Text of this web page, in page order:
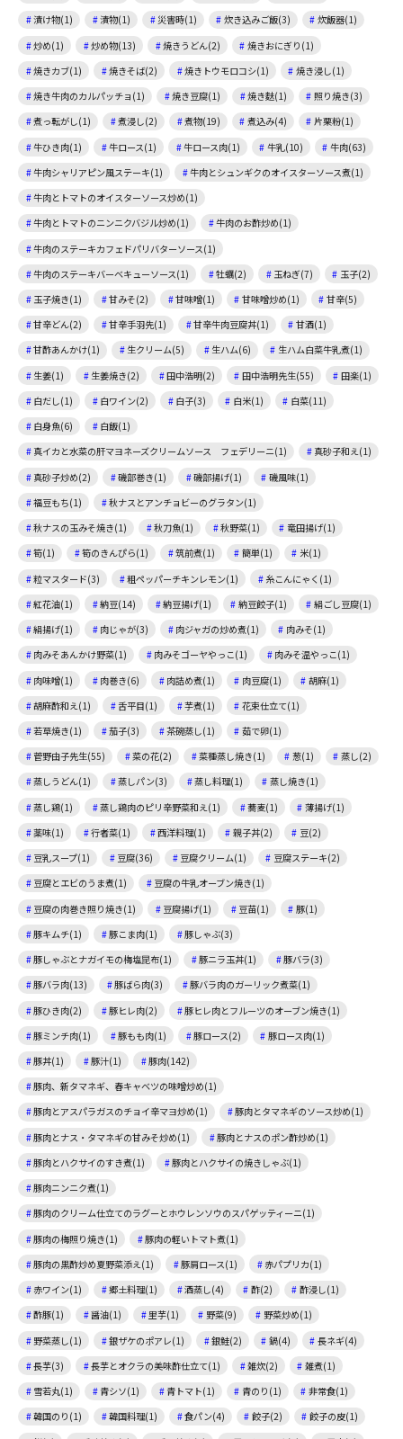
漬け物(1)
漬物(1) 災害時(1) 炊き込みご飯(3)
炊飯器(1)
炒め(1)
炒め物(13) 焼きうどん(2)
焼きおにぎり(1)
焼きカブ(1)
焼きそば(2) 焼きトウモロコシ(1)
焼き浸し(1)
焼き牛肉のカルパッチョ(1)
焼き豆腐(1) 焼き麩(1)
照り焼き(3)
煮っ転がし(1)
煮浸し(2) 煮物(19) 煮込み(4)
片栗粉(1)
牛ひき肉(1)
牛ロース(1) 牛ロース肉(1) 牛乳(10)
牛肉(63)
牛肉シャリアピン風ステーキ(1)
牛肉とシュンギクのオイスターソース煮(1)
牛肉とトマトのオイスターソース炒め(1)
牛肉とトマトのニンニクバジル炒め(1)
牛肉のお酢炒め(1)
牛肉のステーキカフェドパリバターソース(1)
牛肉のステーキバーベキューソース(1)
牡蠣(2) 玉ねぎ(7)
玉子(2)
玉子焼き(1)
甘みそ(2) 甘味噌(1) 甘味噌炒め(1)
甘辛(5)
甘辛どん(2)
甘辛手羽先(1) 甘辛牛肉豆腐丼(1)
甘酒(1)
甘酢あんかけ(1)
生クリーム(5) 生ハム(6)
生ハム白菜牛乳煮(1)
生姜(1)
生姜焼き(2) 田中浩明(2) 田中浩明先生(55)
田楽(1)
白だし(1)
白ワイン(2) 白子(3) 白米(1)
白菜(11)
白身魚(6)
白飯(1)
真イカと水菜の肝マヨネーズクリームソース フェデリーニ(1)
真砂子和え(1)
真砂子炒め(2)
磯部巻き(1) 磯部揚げ(1)
磯風味(1)
福豆もち(1)
秋ナスとアンチョビーのグラタン(1)
秋ナスの玉みそ焼き(1)
秋刀魚(1) 秋野菜(1)
竜田揚げ(1)
筍(1)
筍のきんぴら(1) 筑前煮(1) 簡単(1)
米(1)
粒マスタード(3)
粗ペッパーチキンレモン(1)
糸こんにゃく(1)
紅花油(1)
納豆(14) 納豆揚げ(1) 納豆餃子(1)
絹ごし豆腐(1)
絹揚げ(1)
肉じゃが(3) 肉ジャガの炒め煮(1)
肉みそ(1)
肉みそあんかけ野菜(1)
肉みそゴーヤやっこ(1)
肉みそ温やっこ(1)
肉味噌(1)
肉巻き(6) 肉詰め煮(1) 肉豆腐(1)
胡麻(1)
胡麻酢和え(1)
舌平目(1) 芋煮(1)
花束仕立て(1)
若草焼き(1)
茄子(3) 茶碗蒸し(1)
茹で卵(1)
菅野由子先生(55)
菜の花(2) 菜種蒸し焼き(1) 葱(1)
蒸し(2)
蒸しうどん(1)
蒸しパン(3) 蒸し料理(1)
蒸し焼き(1)
蒸し鶏(1)
蒸し鶏肉のピリ辛野菜和え(1) 蕎麦(1)
薄揚げ(1)
薬味(1)
行者菜(1) 西洋料理(1) 親子丼(2)
豆(2)
豆乳スープ(1)
豆腐(36) 豆腐クリーム(1)
豆腐ステーキ(2)
豆腐とエビのうま煮(1)
豆腐の牛乳オーブン焼き(1)
豆腐の肉巻き照り焼き(1)
豆腐揚げ(1) 豆苗(1)
豚(1)
豚キムチ(1)
豚こま肉(1)
豚しゃぶ(3)
豚しゃぶとナガイモの梅塩昆布(1)
豚ニラ玉丼(1)
豚バラ(3)
豚バラ肉(13)
豚ばら肉(3)
豚バラ肉のガーリック煮菜(1)
豚ひき肉(2)
豚ヒレ肉(2)
豚ヒレ肉とフルーツのオーブン焼き(1)
豚ミンチ肉(1)
豚もも肉(1) 豚ロース(2)
豚ロース肉(1)
豚丼(1)
豚汁(1)
豚肉(142)
豚肉、新タマネギ、春キャベツの味噌炒め(1)
豚肉とアスパラガスのチョイ辛マヨ炒め(1)
豚肉とタマネギのソース炒め(1)
豚肉とナス・タマネギの甘みそ炒め(1)
豚肉とナスのポン酢炒め(1)
豚肉とハクサイのすき煮(1)
豚肉とハクサイの焼きしゃぶ(1)
豚肉ニンニク煮(1)
豚肉のクリーム仕立てのラグーとホウレンソウのスパゲッティーニ(1)
豚肉の梅照り焼き(1)
豚肉の軽いトマト煮(1)
豚肉の黒酢炒め夏野菜添え(1)
豚肩ロース(1)
赤パプリカ(1)
赤ワイン(1)
郷土料理(1) 酒蒸し(4) 酢(2)
酢浸し(1)
酢豚(1)
醤油(1) 里芋(1) 野菜(9)
野菜炒め(1)
野菜蒸し(1)
銀ザケのポアレ(1) 銀鮭(2) 鍋(4)
長ネギ(4)
長芋(3)
長芋とオクラの美味酢仕立て(1) 雑炊(2)
雑煮(1)
雪若丸(1)
青シソ(1) 青トマト(1) 青のり(1)
非常食(1)
韓国のり(1)
韓国料理(1) 食パン(4) 餃子(2)
餃子の皮(1)